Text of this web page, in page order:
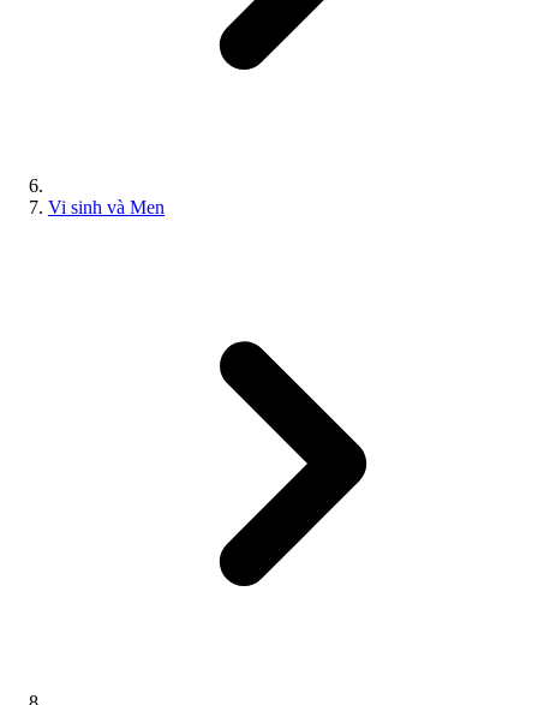
Vi sinh và Men